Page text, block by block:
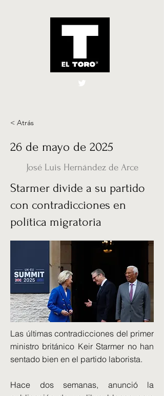
El Toro España
< Atrás
26 de mayo de 2025
José Luis Hernández de Arce
Starmer divide a su partido
con contradicciones en
política migratoria
Las últimas contradicciones del primer
ministro británico Keir Starmer no han
sentado bien en el partido laborista.
Hace dos semanas, anunció la